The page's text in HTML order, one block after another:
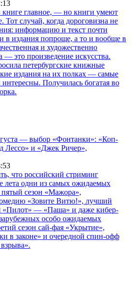
книге главное, — но книги умеют
Тот случай, когда дороговизна не
информацию и текст почти
в издания попроще, а то и вообще в
и художественно
— это произведение искусства.
петербургские книжные
издания на их полках — самые
Получилась богатая во
— выбор «Фонтанки»: «Коп-
Лессо» и «Джек Ричер»,
что российский стриминг
лета одни из самых ожидаемых
пятый сезон «Мажора»,
«Зовите Витю!», лучший
«Пилот» — «Паша» и даже кибер-
особо ожидаемых
сезон сай-фая «Укрытие»,
в законе» и очередной спин-офф